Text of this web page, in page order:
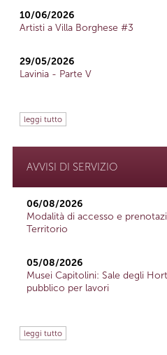
10/06/2026
Artisti a Villa Borghese #3
29/05/2026
Lavinia - Parte V
leggi tutto
AVVISI DI SERVIZIO
06/08/2026
Modalità di accesso e
Territorio
05/08/2026
Musei Capitolini: Sale degli
pubblico per lavori
leggi tutto